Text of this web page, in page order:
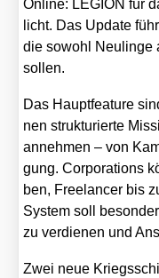
Online: LEGION für
licht. Das Update
die sowohl Neu­lin­ge
sol­len.
Das Haupt­fea­ture
nen struk­tu­rier­te
anneh­men – von
gung. Cor­po­ra­ti­ons
ben, Free­lan­cer bis
Sys­tem soll
zu ver­die­nen und
Zwei neue